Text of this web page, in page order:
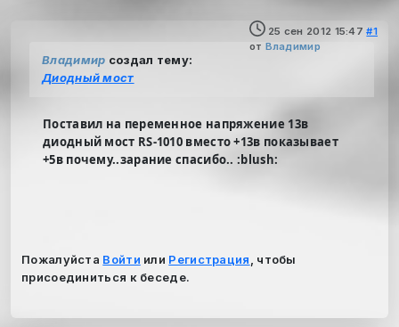
25 сен 2012 15:47 #1
от Владимир
Владимир создал тему:
Диодный мост
Поставил на переменное напряжение 13в
диодный мост RS-1010 вместо +13в показывает
+5в почему..зарание спасибо.. :blush:
Пожалуйста Войти или Регистрация
, чтобы
присоединиться к беседе.